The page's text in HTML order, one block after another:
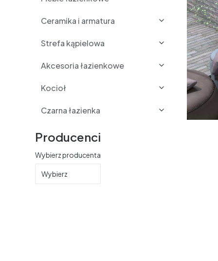
Ceramika i armatura
Strefa kąpielowa
Akcesoria łazienkowe
Kocioł
Czarna łazienka
Producenci
Wybierz producenta
Wybierz